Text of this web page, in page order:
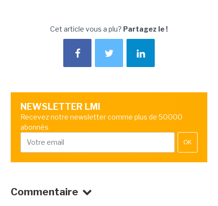
Cet article vous a plu? Partagez le !
NEWSLETTER LMI
Recevez notre newsletter comme plus de 50000
abonnés
OK
Commentaire